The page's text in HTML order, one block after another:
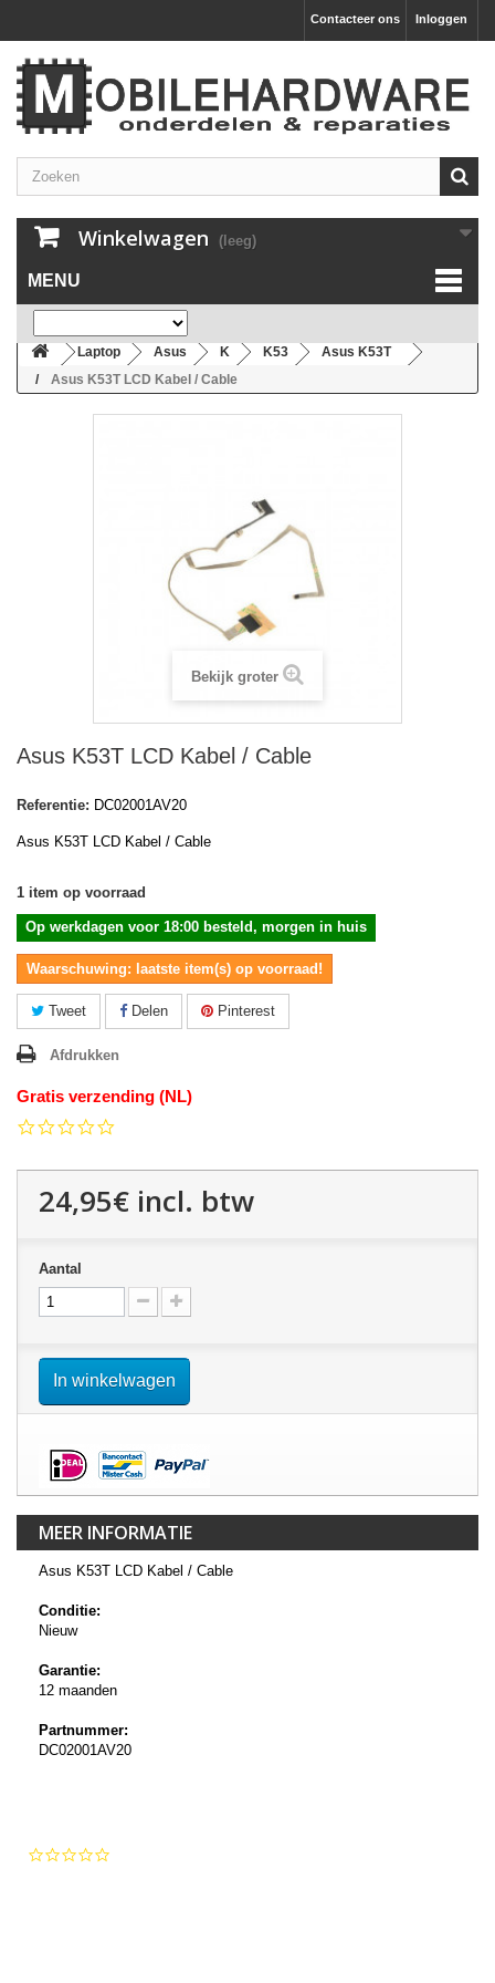
Inloggen
Contacteer ons
Winkelwagen (leeg)
MENU
Laptop Asus K K53
Asus K53T
Asus K53T LCD Kabel / Cable
Bekijk groter
Asus K53T LCD Kabel / Cable
Referentie: DC02001AV20
Asus K53T LCD Kabel / Cable
1 item op voorraad
Op werkdagen voor 18:00 besteld, morgen in huis
Waarschuwing: laatste item(s) op voorraad!
Tweet Delen Pinterest
Afdrukken
Gratis verzending (NL)
24,95€ incl. btw
Aantal
In winkelwagen
MEER INFORMATIE
Asus K53T LCD Kabel / Cable
Conditie:
Nieuw
Garantie:
12 maanden
Partnummer:
DC02001AV20